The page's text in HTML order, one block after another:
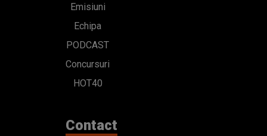
Emisiuni
Echipa
PODCAST
Concursuri
HOT40
Contact